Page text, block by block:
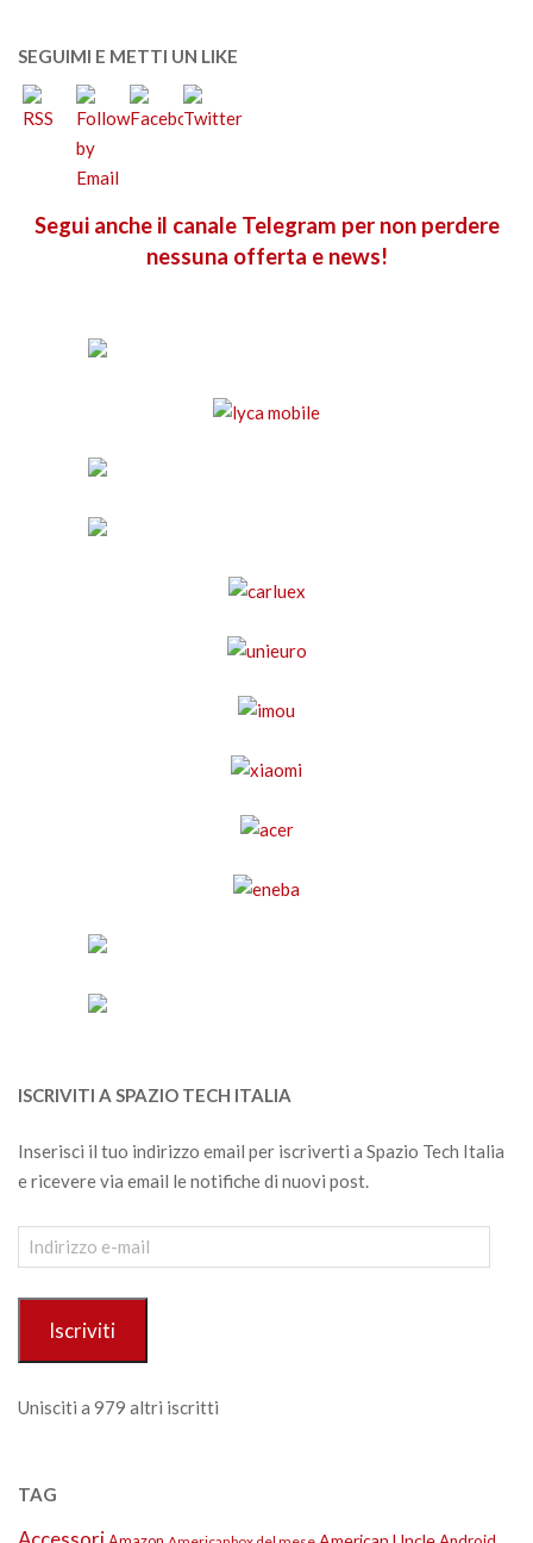
SEGUIMI E METTI UN LIKE
Segui anche il canale Telegram per non perdere
nessuna offerta e news!
ISCRIVITI A SPAZIO TECH ITALIA
Inserisci il tuo indirizzo email per iscriverti a Spazio Tech Italia
e ricevere via email le notifiche di nuovi post.
Indirizzo
e-
Iscriviti
Unisciti a 979 altri iscritti
TAG